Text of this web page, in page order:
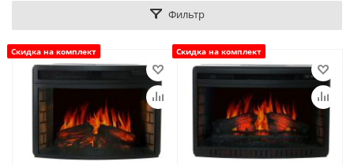
Фильтр
Скидка на комплект Скидка на комплект